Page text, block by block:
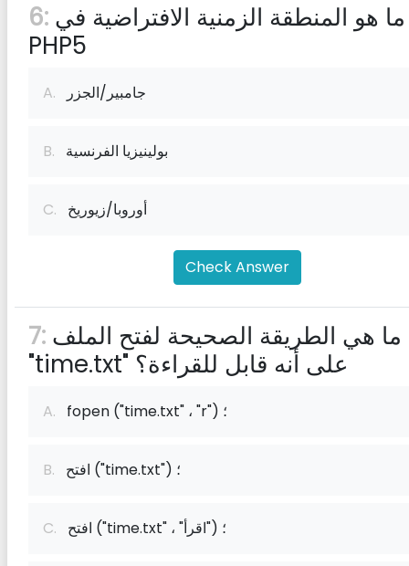
6:
PHP5
A. جامبير/الجزر
B. بولينيزيا الفرنسية
C. أوروبا/زيوريخ
Check Answer
7:
"time.txt" على أنه قابل للقراءة؟
A. fopen ("time.txt" ، "r") ؛
B. افتح ("time.txt") ؛
C. افتح ("time.txt" ، "اقرأ") ؛